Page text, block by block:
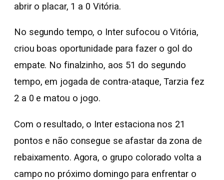
abrir o placar, 1 a 0 Vitória.
No segundo tempo, o Inter sufocou o Vitória,
criou boas oportunidade para fazer o gol do
empate. No finalzinho, aos 51 do segundo
tempo, em jogada de contra-ataque, Tarzia fez
2 a 0 e matou o jogo.
Com o resultado, o Inter estaciona nos 21
pontos e não consegue se afastar da zona de
rebaixamento. Agora, o grupo colorado volta a
campo no próximo domingo para enfrentar o